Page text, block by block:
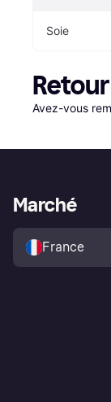
Soie
Avez-vous
Marché
France